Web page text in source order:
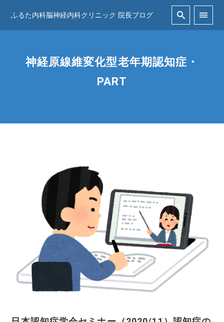
ふるた内科脳神経内科クリニック 院長ブログ
神経原線維変化型老年期認知症・
PART